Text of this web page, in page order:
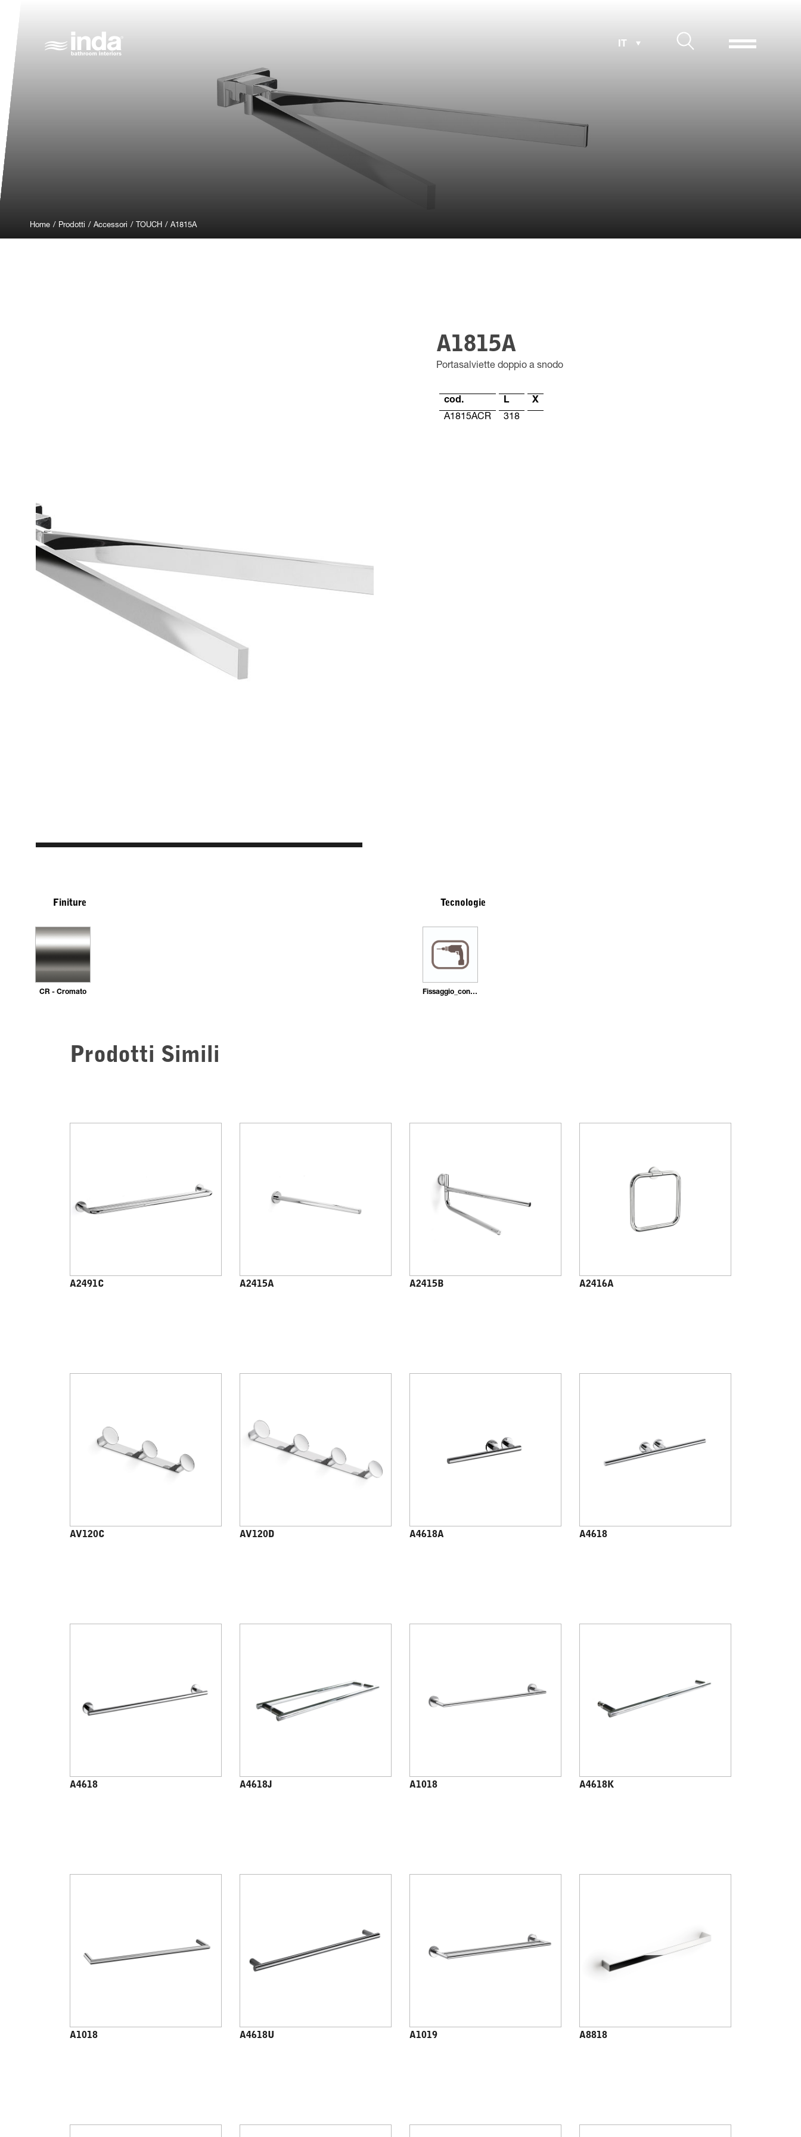
Home / Prodotti / Accessori / TOUCH / A1815A
A1815A
Portasalviette doppio a snodo
cod. L
X
A1815ACR
318
Finiture
CR - Cromato
Tecnologie
Fissaggio_con_tasselli
Prodotti Simili
A2491C A2415A A2415B A2416A
AV120C AV120D A4618A A4618
A4618 A4618J A1018 A4618K
A1018 A4618U A1019 A8818